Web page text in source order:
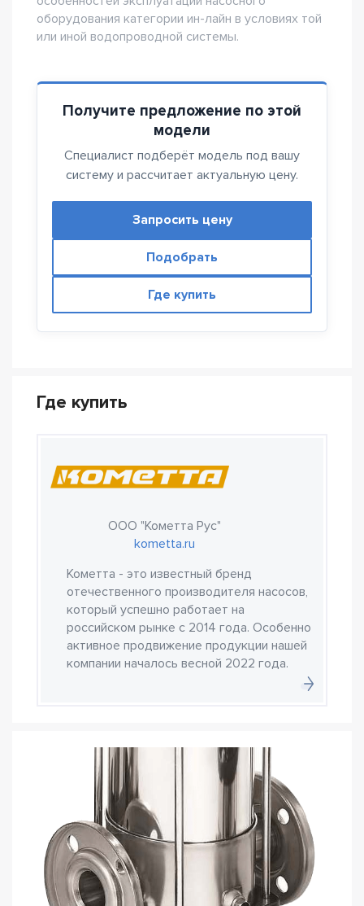
оборудования категории ин-лайн в условиях той
или иной водопроводной системы.
Получите предложение по этой
модели
Специалист подберёт модель под вашу
систему и рассчитает актуальную цену.
Запросить цену
Подобрать
Где купить
Где купить
ООО "Кометта Рус"
kometta.ru
Кометта - это известный бренд
отечественного производителя насосов,
который успешно работает на
российском рынке с 2014 года. Особенно
активное продвижение продукции нашей
компании началось весной 2022 года.